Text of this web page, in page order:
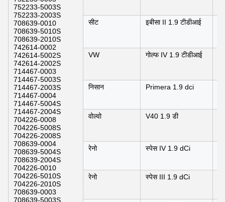
752233-5003S
752233-2003S
708639-0010
708639-5010S
708639-2010S
742614-0002
742614-5002S
742614-2002S
714467-0003
714467-5003S
714467-2003S
714467-0004
714467-5004S
714467-2004S
704226-0008
704226-5008S
704226-2008S
708639-0004
708639-5004S
708639-2004S
704226-0010
704226-5010S
704226-2010S
708639-0003
708639-5003S
सीट इबीसा II 1.9 टीडीआई
VW गोल्फ IV 1.9 टीडीआई
निसान Primera 1.9 dci
वोल्वो V40 1.9 डी
रेनो स्पेस IV 1.9 dCi
रेनो स्पेस III 1.9 dCi